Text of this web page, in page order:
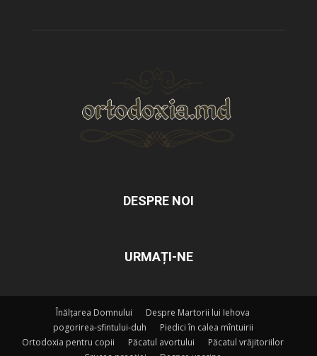
DESPRE NOI
URMAȚI-NE
Înălțarea Domnului
Despre Martorii lui Iehova
pogorirea-sfintului-duh
Piedici în calea mîntuirii
Ortodoxia pentru copii
Păcatul avortului
Păcatul vrăjitoriilor